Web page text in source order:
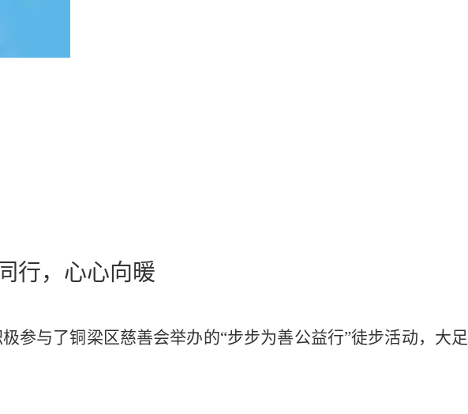
行，心心向暖
参与了铜梁区慈善会举办的“步步为善公益行”徒步活动，大足